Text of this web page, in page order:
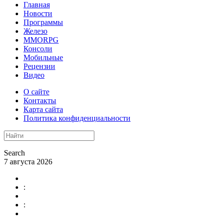
Главная
Новости
Программы
Железо
MMORPG
Консоли
Мобильные
Рецензии
Видео
О сайте
Контакты
Карта сайта
Политика конфиденциальности
Search
7 августа 2026
:
: